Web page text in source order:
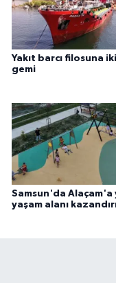
Yakıt barcı filosuna
gemi
Samsun'da Alaçam'a
yaşam alanı